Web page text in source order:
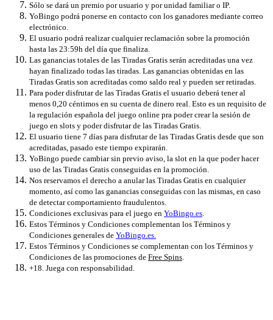
Sólo se dará un premio por usuario y por unidad familiar o IP.
YoBingo podrá ponerse en contacto con los ganadores mediante correo
electrónico.
El usuario podrá realizar cualquier reclamación sobre la promoción
hasta las 23:59h del día que finaliza.
Las ganancias totales de las Tiradas Gratis serán acreditadas una vez
hayan finalizado todas las tiradas. Las ganancias obtenidas en las
Tiradas Gratis son acreditadas como saldo real y pueden ser retiradas.
Para poder disfrutar de las Tiradas Gratis el usuario deberá tener al
menos 0,20 céntimos en su cuenta de dinero real. Esto es un requisito de
la regulación española del juego online pra poder crear la sesión de
juego en slots y poder disfrutar de las Tiradas Gratis.
El usuario tiene 7 días para disfrutar de las Tiradas Gratis desde que son
acreditadas, pasado este tiempo expirarán.
YoBingo puede cambiar sin previo aviso, la slot en la que poder hacer
uso de las Tiradas Gratis conseguidas en la promoción.
Nos reservamos el derecho a anular las Tiradas Gratis en cualquier
momento, así como las ganancias conseguidas con las mismas, en caso
de detectar comportamiento fraudulentos.
Condiciones exclusivas para el juego en YoBingo.es.
Estos Términos y Condiciones complementan los Términos y
Condiciones generales de YoBingo.es.
Estos Términos y Condiciones se complementan con los Términos y
Condiciones de las promociones de Free Spins.
+18. Juega con responsabilidad.